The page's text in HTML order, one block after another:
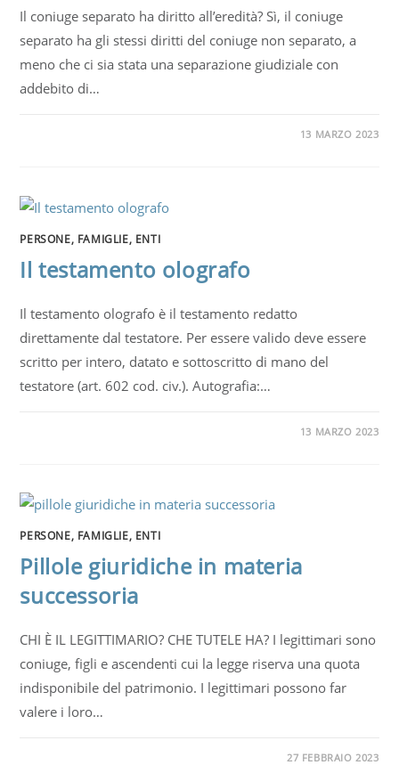
Il coniuge separato ha diritto all’eredità? Sì, il coniuge
separato ha gli stessi diritti del coniuge non separato, a
meno che ci sia stata una separazione giudiziale con
addebito di…
13 MARZO 2023
PERSONE, FAMIGLIE, ENTI
Il testamento olografo
Il testamento olografo è il testamento redatto
direttamente dal testatore. Per essere valido deve essere
scritto per intero, datato e sottoscritto di mano del
testatore (art. 602 cod. civ.). Autografia:…
13 MARZO 2023
PERSONE, FAMIGLIE, ENTI
Pillole giuridiche in materia
successoria
CHI È IL LEGITTIMARIO? CHE TUTELE HA? I legittimari sono
coniuge, figli e ascendenti cui la legge riserva una quota
indisponibile del patrimonio. I legittimari possono far
valere i loro…
27 FEBBRAIO 2023